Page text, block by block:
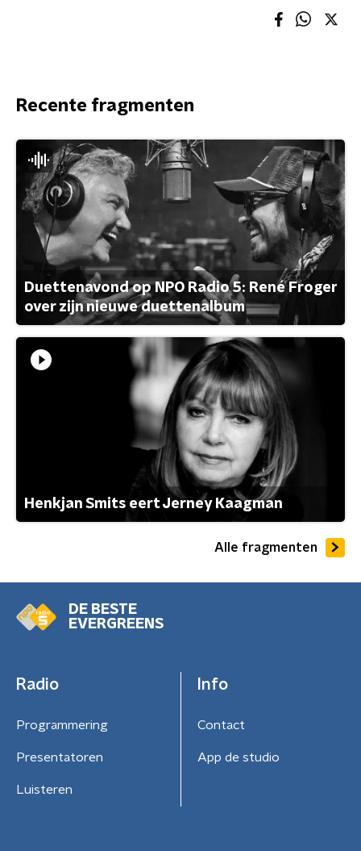
Recente fragmenten
Duettenavond op NPO Radio 5: René Froger
over zijn nieuwe duettenalbum
Henkjan Smits eert Jerney Kaagman
Alle fragmenten
DE BESTE
EVERGREENS
Radio
Programmering
Presentatoren
Luisteren
Info
Contact
App de studio